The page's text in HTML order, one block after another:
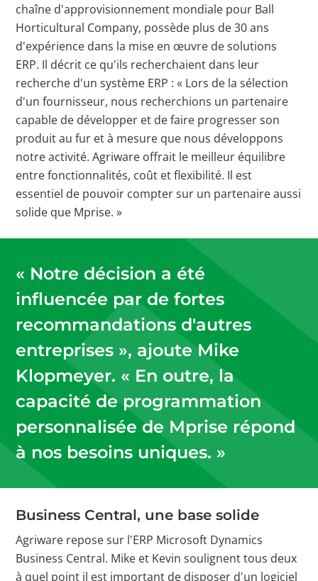
chaîne d'approvisionnement mondiale pour Ball
Horticultural Company, possède plus de 30 ans
d'expérience dans la mise en œuvre de solutions
ERP. Il décrit ce qu'ils recherchaient dans leur
recherche d'un système ERP : « Lors de la sélection
d'un fournisseur, nous recherchions un partenaire
capable de développer et de faire progresser son
produit au fur et à mesure que nous développons
notre activité. Agriware offrait le meilleur équilibre
entre fonctionnalités, coût et flexibilité. Il est
essentiel de pouvoir compter sur un partenaire aussi
solide que Mprise. »
« Notre décision a été
influencée par de fortes
recommandations d'autres
entreprises », ajoute Mike
Klopmeyer. « En outre, la
capacité de programmation
personnalisée de Mprise répond
à nos besoins uniques. »
Business Central, une base solide
Agriware repose sur l'ERP Microsoft Dynamics
Business Central. Mike et Kevin soulignent tous deux
à quel point il est important de disposer d'un logiciel